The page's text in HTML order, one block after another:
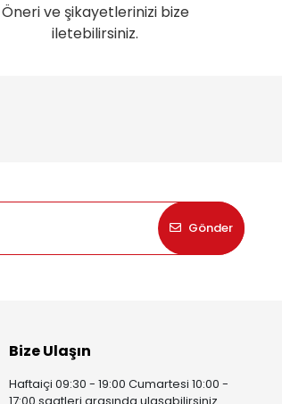
Öneri ve şikayetlerinizi bize
iletebilirsiniz.
Gönder
Bize Ulaşın
Haftaiçi 09:30 - 19:00 Cumartesi 10:00 -